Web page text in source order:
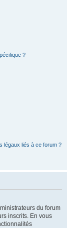
?
légaux liés à ce forum ?
du forum
inscrits. En vous